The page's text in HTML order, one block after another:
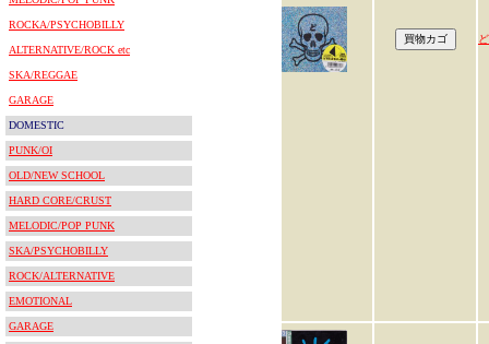
ROCKA/PSYCHOBILLY
ALTERNATIVE/ROCK etc
SKA/REGGAE
GARAGE
DOMESTIC
PUNK/OI
OLD/NEW SCHOOL
HARD CORE/CRUST
MELODIC/POP PUNK
SKA/PSYCHOBILLY
ROCK/ALTERNATIVE
EMOTIONAL
GARAGE